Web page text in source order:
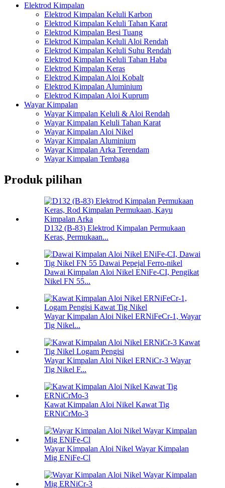
Elektrod Kimpalan
Elektrod Kimpalan Keluli Karbon
Elektrod Kimpalan Keluli Tahan Karat
Elektrod Kimpalan Besi Tuang
Elektrod Kimpalan Keluli Aloi Rendah
Elektrod Kimpalan Keluli Suhu Rendah
Elektrod Kimpalan Keluli Tahan Haba
Elektrod Kimpalan Keras
Elektrod Kimpalan Aloi Kobalt
Elektrod Kimpalan Aluminium
Elektrod Kimpalan Aloi Kuprum
Wayar Kimpalan
Wayar Kimpalan Keluli & Aloi Rendah
Wayar Kimpalan Keluli Tahan Karat
Wayar Kimpalan Aloi Nikel
Wayar Kimpalan Aluminium
Wayar Kimpalan Arka Terendam
Wayar Kimpalan Tembaga
Produk pilihan
D132 (B-83) Elektrod Kimpalan Permukaan
Keras, Permukaan...
Dawai Kimpalan Aloi Nikel ENiFe-CI, Pengikat
Nikel FN 55...
Wayar Kimpalan Aloi Nikel ERNiFeCr-1, Wayar
Tig Nikel...
Wayar Kimpalan Aloi Nikel ERNiCr-3 Wayar
Tig Nikel F...
Kawat Kimpalan Aloi Nikel Kawat Tig
ERNiCrMo-3
Wayar Kimpalan Aloi Nikel Wayar Kimpalan
Mig ENiFe-Cl